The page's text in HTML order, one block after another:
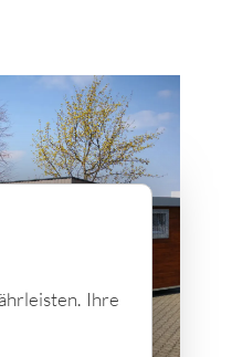
Ihre